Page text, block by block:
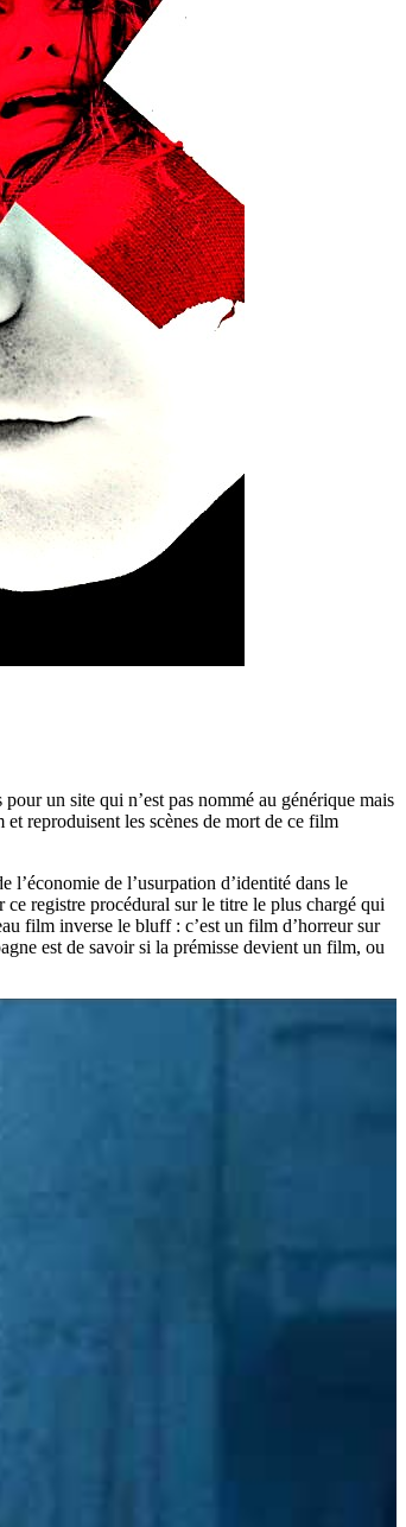
un site qui n’est pas nommé au générique mais
reproduisent les scènes de mort de ce film
de l’usurpation d’identité dans le
registre procédural sur le titre le plus chargé qui
film inverse le bluff : c’est un film d’horreur sur
est de savoir si la prémisse devient un film, ou